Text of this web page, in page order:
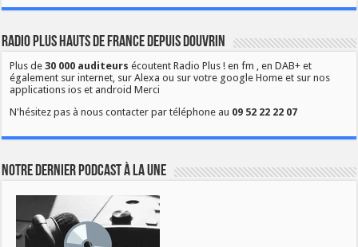
Radio Plus Hauts de France depuis Douvrin
Plus de30 000 auditeurs écoutent Radio Plus ! en fm , en DAB+ et
également sur internet, sur Alexa ou sur votre google Home et sur nos
applications ios et android Merci
N'hésitez pas à nous contacter par téléphone au 09 52 22 22 07
Notre dernier podcast à la une